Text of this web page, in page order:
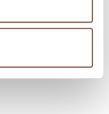
Servizi